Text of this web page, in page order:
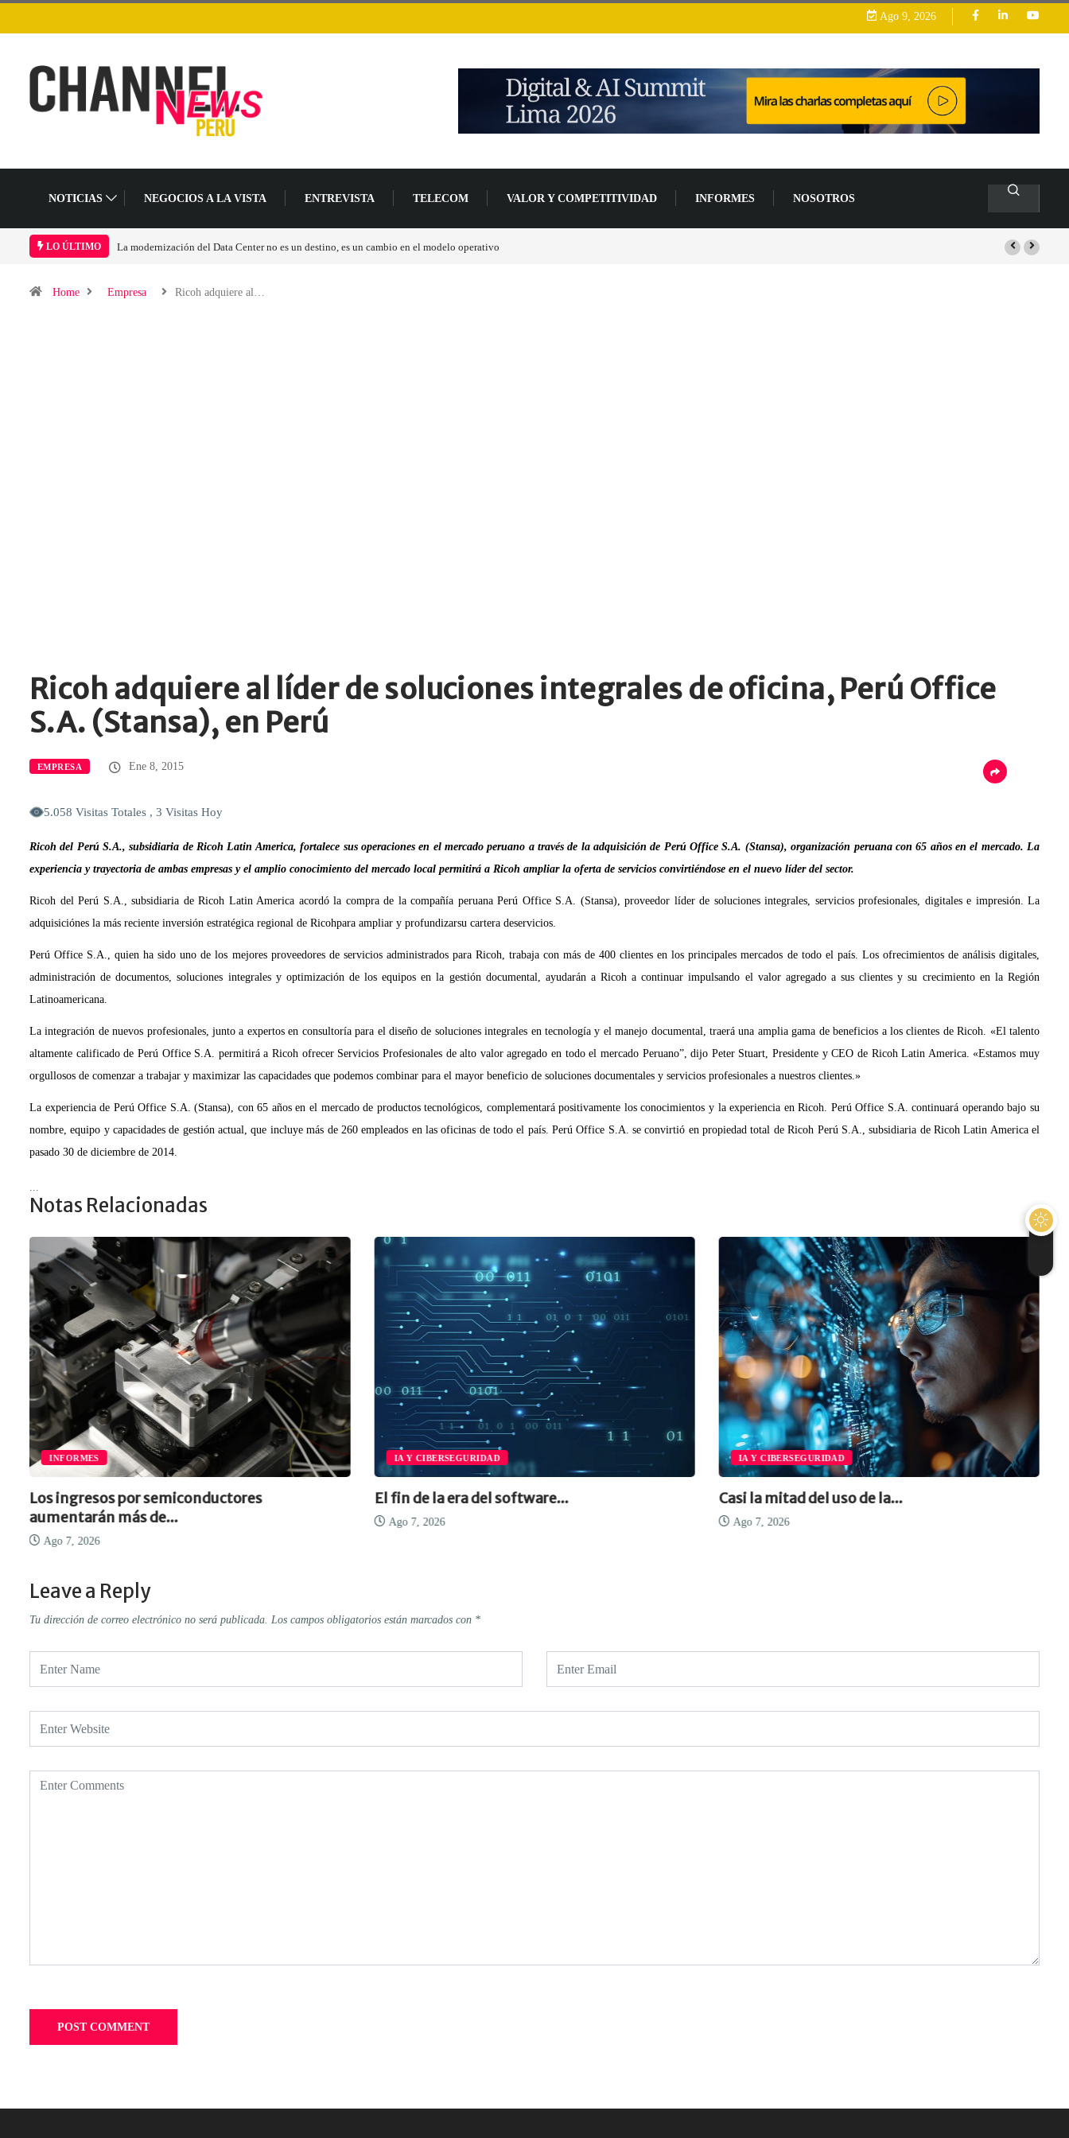
Ago 9, 2026
NOTICIAS NEGOCIOS A LA VISTA ENTREVISTA TELECOM VALOR Y COMPETITIVIDAD INFORMES NOSOTROS
LO ÚLTIMO La modernización del Data Center no es un destino, es un cambio en el modelo operativo
Home Empresa Ricoh adquiere al…
Ricoh adquiere al líder de soluciones integrales de oficina, Perú Office
S.A. (Stansa), en Perú
EMPRESA Ene 8, 2015
5.058 Visitas Totales , 3 Visitas Hoy
Ricoh del Perú S.A., subsidiaria de Ricoh Latin America, fortalece sus operaciones en el mercado peruano a través de la adquisición de Perú Office S.A. (Stansa), organización peruana con 65 años en el mercado. La
experiencia y trayectoria de ambas empresas y el amplio conocimiento del mercado local permitirá a Ricoh ampliar la oferta de servicios convirtiéndose en el nuevo líder del sector.
Ricoh del Perú S.A., subsidiaria de Ricoh Latin America acordó la compra de la compañía peruana Perú Office S.A. (Stansa), proveedor líder de soluciones integrales, servicios profesionales, digitales e impresión. La
adquisiciónes la más reciente inversión estratégica regional de Ricohpara ampliar y profundizarsu cartera deservicios.
Perú Office S.A., quien ha sido uno de los mejores proveedores de servicios administrados para Ricoh, trabaja con más de 400 clientes en los principales mercados de todo el país. Los ofrecimientos de análisis digitales,
administración de documentos, soluciones integrales y optimización de los equipos en la gestión documental, ayudarán a Ricoh a continuar impulsando el valor agregado a sus clientes y su crecimiento en la Región
Latinoamericana.
La integración de nuevos profesionales, junto a expertos en consultoría para el diseño de soluciones integrales en tecnología y el manejo documental, traerá una amplia gama de beneficios a los clientes de Ricoh. «El talento
altamente calificado de Perú Office S.A. permitirá a Ricoh ofrecer Servicios Profesionales de alto valor agregado en todo el mercado Peruano”, dijo Peter Stuart, Presidente y CEO de Ricoh Latin America. «Estamos muy
orgullosos de comenzar a trabajar y maximizar las capacidades que podemos combinar para el mayor beneficio de soluciones documentales y servicios profesionales a nuestros clientes.»
La experiencia de Perú Office S.A. (Stansa), con 65 años en el mercado de productos tecnológicos, complementará positivamente los conocimientos y la experiencia en Ricoh. Perú Office S.A. continuará operando bajo su
nombre, equipo y capacidades de gestión actual, que incluye más de 260 empleados en las oficinas de todo el país. Perú Office S.A. se convirtió en propiedad total de Ricoh Perú S.A., subsidiaria de Ricoh Latin America el
pasado 30 de diciembre de 2014.
Notas Relacionadas
INFORMES
Los ingresos por semiconductores
aumentarán más de...
Ago 7, 2026
IA Y CIBERSEGURIDAD
El fin de la era del software...
Ago 7, 2026
IA Y CIBERSEGURIDAD
Casi la mitad del uso de la...
Ago 7, 2026
Leave a Reply
Tu dirección de correo electrónico no será publicada. Los campos obligatorios están marcados con *